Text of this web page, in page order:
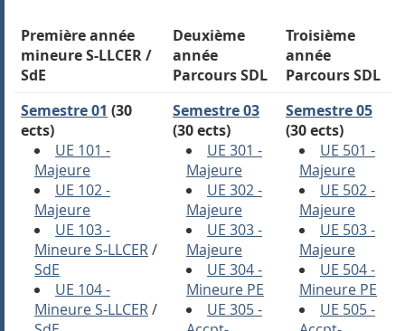
Première année
mineure S-LLCER /
SdE
Deuxième
année
Parcours SDL
Troisième
année
Parcours SDL
Semestre 01 (30
ects)
UE 101 -
Majeure
UE 102 -
Majeure
UE 103 -
Mineure S-LLCER/
SdE
UE 104 -
Mineure S-LLCER/
Semestre 03
(30 ects)
UE 301 -
Majeure
UE 302 -
Majeure
UE 303 -
Majeure
UE 304 -
Mineure PE
UE 305 -
Semestre 05
(30 ects)
UE 501 -
Majeure
UE 502 -
Majeure
UE 503 -
Majeure
UE 504 -
Mineure PE
UE 505 -